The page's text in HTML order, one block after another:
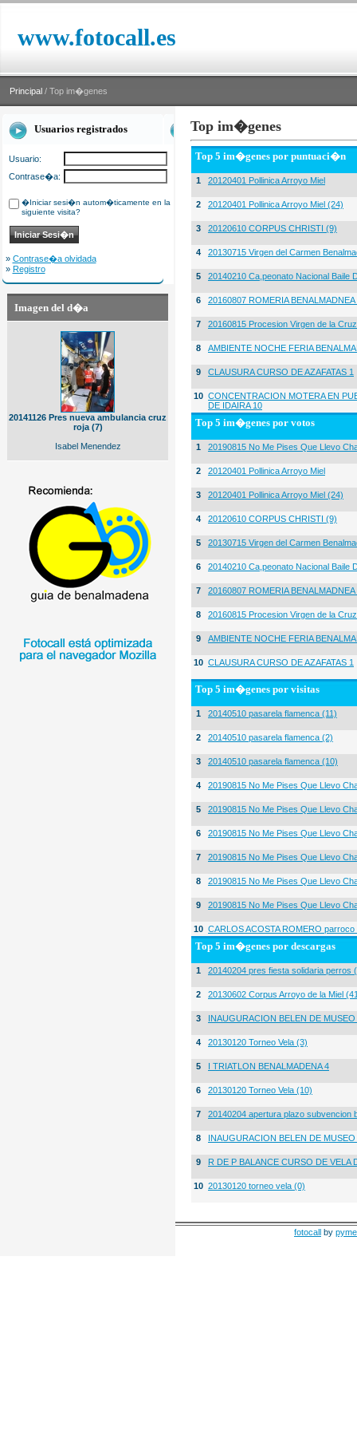
www.fotocall.es
Principal / Top im�genes
Usuarios registrados
Usuario:
Contrase�a:
�Iniciar sesi�n autom�ticamente en la
siguiente visita?
» Contrase�a olvidada
» Registro
Imagen del d�a
20141126 Pres nueva ambulancia cruz
roja (7)
Isabel Menendez
Top im�genes
Top 5 im�genes por puntuaci�n
1 20120401 Pollinica Arroyo Miel
2 20120401 Pollinica Arroyo Miel (24)
3 20120610 CORPUS CHRISTI (9)
4 20130715 Virgen del Carmen
5 20140210 Ca,peonato Nacional Baile
6 20160807 ROMERIA
7 20160815 Procesion Virgen de la
8 AMBIENTE NOCHE FERIA
9 CLAUSURA CURSO DE AZAFATAS 1
10 CONCENTRACION MOTERA EN
DE IDAIRA 10
Top 5 im�genes por votos
1 20190815 No Me Pises Que Llevo
2 20120401 Pollinica Arroyo Miel
3 20120401 Pollinica Arroyo Miel (24)
4 20120610 CORPUS CHRISTI (9)
5 20130715 Virgen del Carmen
6 20140210 Ca,peonato Nacional Baile
7 20160807 ROMERIA
8 20160815 Procesion Virgen de la
9 AMBIENTE NOCHE FERIA
10 CLAUSURA CURSO DE AZAFATAS 1
Top 5 im�genes por visitas
1 20140510 pasarela flamenca (11)
2 20140510 pasarela flamenca (2)
3 20140510 pasarela flamenca (10)
4 20190815 No Me Pises Que Llevo
5 20190815 No Me Pises Que Llevo
6 20190815 No Me Pises Que Llevo
7 20190815 No Me Pises Que Llevo
8 20190815 No Me Pises Que Llevo
9 20190815 No Me Pises Que Llevo
10 CARLOS ACOSTA ROMERO
Top 5 im�genes por descargas
1 20140204 pres fiesta solidaria perros
2 20130602 Corpus Arroyo de la Miel
3 INAUGURACION BELEN DE
4 20130120 Torneo Vela (3)
5 I TRIATLON BENALMADENA 4
6 20130120 Torneo Vela (10)
7 20140204 apertura plazo subvencion
8 INAUGURACION BELEN DE
9 R DE P BALANCE CURSO DE VELA
10 20130120 torneo vela (0)
fotocall by